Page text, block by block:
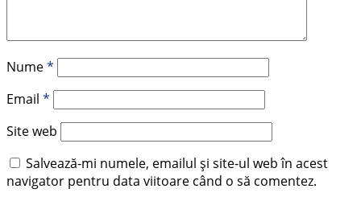
Nume*
Email *
Site web
Salvează-mi numele, emailul și site-ul web în acest
navigator pentru data viitoare când o să comentez.